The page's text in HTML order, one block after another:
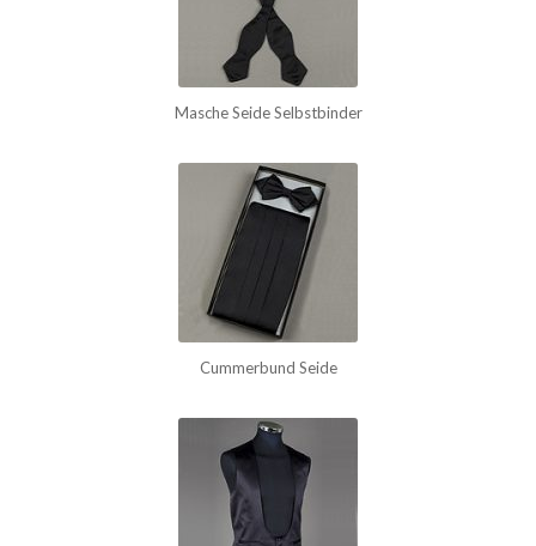
Masche Seide Selbstbinder
Cummerbund Seide